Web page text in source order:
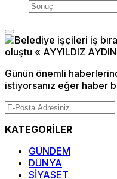
Günün önemli
istiyorsanız eğer haber
KATEGORİLER
GÜNDEM
DÜNYA
SİYASET